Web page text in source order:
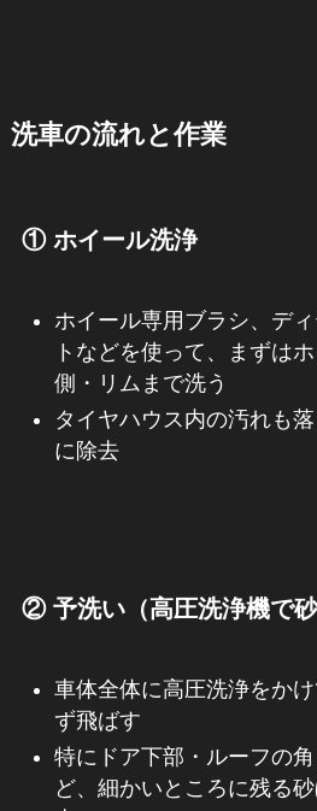
洗車の流れと作業
① ホイール洗浄
ホイール専用ブラシ、デ
トなどを使って、まずは
側・リムまで洗う
タイヤハウス内の汚れも
に除去
② 予洗い（高圧洗浄機で砂
車体全体に高圧洗浄をか
ず飛ばす
特にドア下部・ルーフの
ど、細かいところに残る